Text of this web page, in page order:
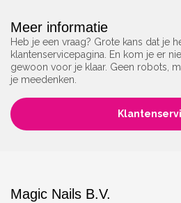
Meer informatie
Heb je een vraag? Grote kans dat je
klantenservicepagina. En kom je er
gewoon voor je klaar. Geen robots,
je meedenken.
Magic Nails B.V.